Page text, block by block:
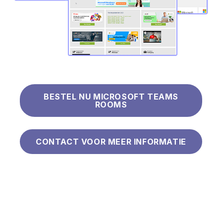
BESTEL NU MICROSOFT TEAMS
ROOMS
CONTACT VOOR MEER INFORMATIE